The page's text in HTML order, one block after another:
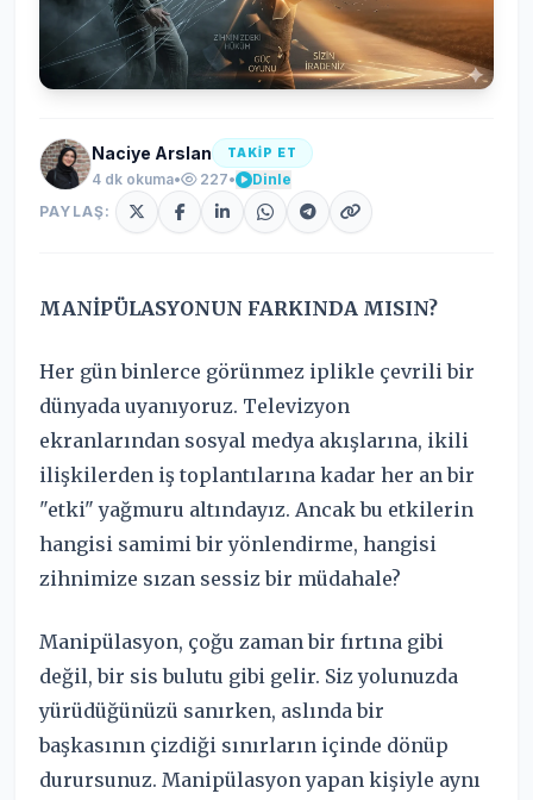
Naciye Arslan TAKİP ET
4 dk okuma• 227•
Dinle
PAYLAŞ:
MANİPÜLASYONUN FARKINDA MISIN?
Her gün binlerce görünmez iplikle çevrili bir
dünyada uyanıyoruz. Televizyon
ekranlarından sosyal medya akışlarına, ikili
ilişkilerden iş toplantılarına kadar her an bir
"etki" yağmuru altındayız. Ancak bu etkilerin
hangisi samimi bir yönlendirme, hangisi
zihnimize sızan sessiz bir müdahale?
Manipülasyon, çoğu zaman bir fırtına gibi
değil, bir sis bulutu gibi gelir. Siz yolunuzda
yürüdüğünüzü sanırken, aslında bir
başkasının çizdiği sınırların içinde dönüp
durursunuz. Manipülasyon yapan kişiyle aynı